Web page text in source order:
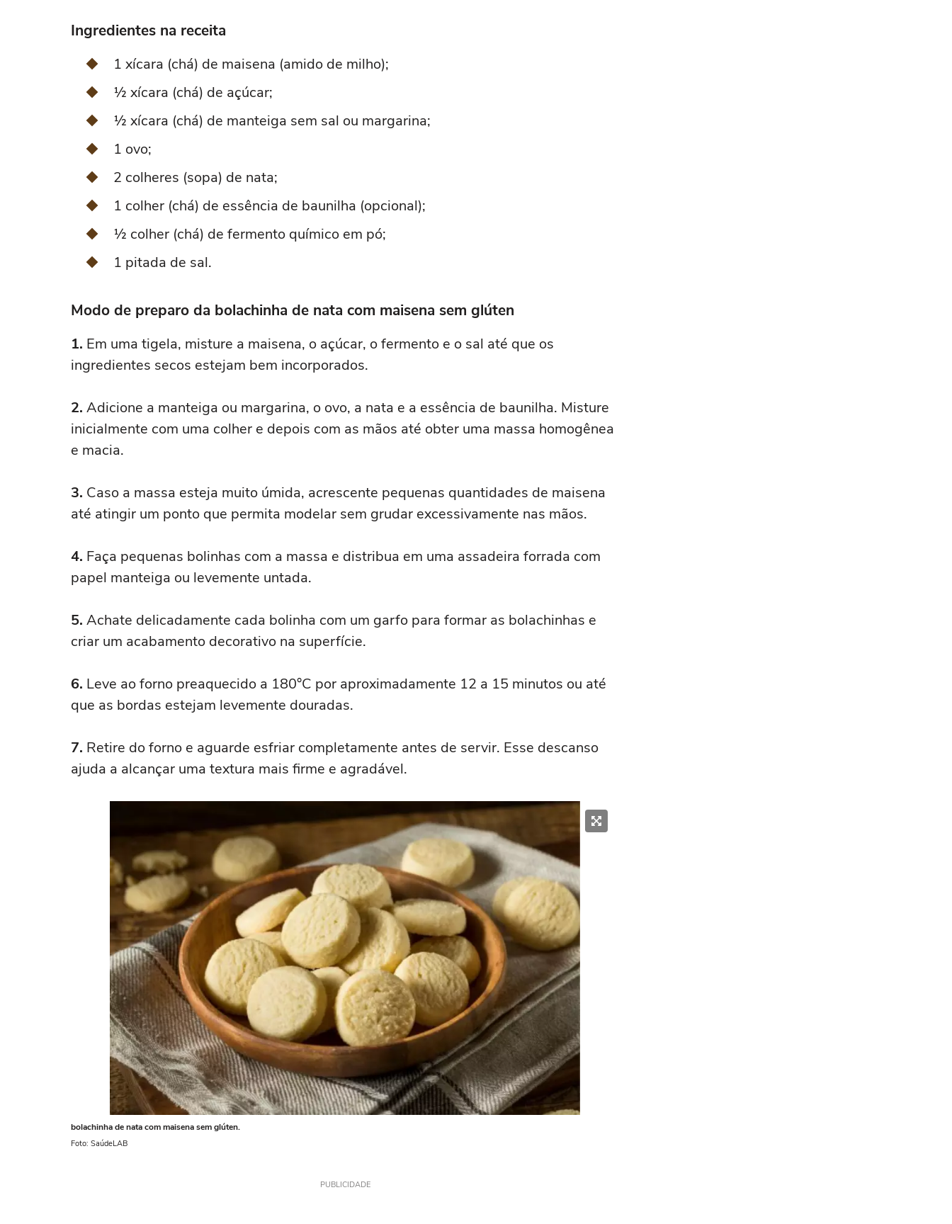
Ingredientes na receita
1 xícara (chá) de maisena (amido de milho);
½ xícara (chá) de açúcar;
½ xícara (chá) de manteiga sem sal ou margarina;
1 ovo;
2 colheres (sopa) de nata;
1 colher (chá) de essência de baunilha (opcional);
½ colher (chá) de fermento químico em pó;
1 pitada de sal.
Modo de preparo da bolachinha de nata com maisena sem glúten
1. Em uma tigela, misture a maisena, o açúcar, o fermento e o sal até que os
ingredientes secos estejam bem incorporados.
2. Adicione a manteiga ou margarina, o ovo, a nata e a essência de baunilha. Misture
inicialmente com uma colher e depois com as mãos até obter uma massa homogênea
e macia.
3. Caso a massa esteja muito úmida, acrescente pequenas quantidades de maisena
até atingir um ponto que permita modelar sem grudar excessivamente nas mãos.
4. Faça pequenas bolinhas com a massa e distribua em uma assadeira forrada com
papel manteiga ou levemente untada.
5. Achate delicadamente cada bolinha com um garfo para formar as bolachinhas e
criar um acabamento decorativo na superfície.
6. Leve ao forno preaquecido a 180°C por aproximadamente 12 a 15 minutos ou até
que as bordas estejam levemente douradas.
7. Retire do forno e aguarde esfriar completamente antes de servir. Esse descanso
ajuda a alcançar uma textura mais firme e agradável.
bolachinha de nata com maisena sem glúten.
Foto: SaúdeLAB
PUBLICIDADE